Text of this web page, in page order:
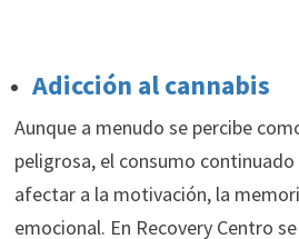
Adicción al cannabis
Aunque a menudo se percibe
peligrosa, el consumo continuado
afectar a la motivación, la
emocional. En Recovery Centro